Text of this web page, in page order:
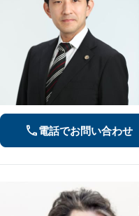
電話でお問い合わせ